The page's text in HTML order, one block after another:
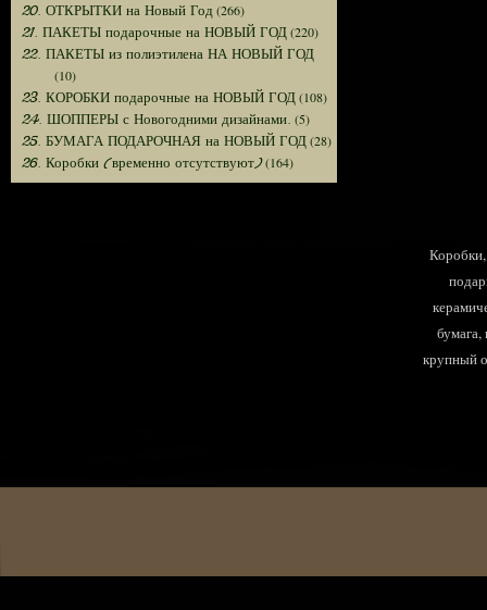
20. ОТКРЫТКИ на Новый Год (266)
21. ПАКЕТЫ подарочные на НОВЫЙ ГОД(220)
22. ПАКЕТЫ из полиэтилена НА НОВЫЙ ГОД
(10)
23. КОРОБКИ подарочные на НОВЫЙ ГОД(108)
24. ШОППЕРЫ с Новогодними дизайнами. (5)
25. БУМАГА ПОДАРОЧНАЯ на НОВЫЙ ГОД(28)
26. Коробки (временно отсутствуют)(164)
крупный